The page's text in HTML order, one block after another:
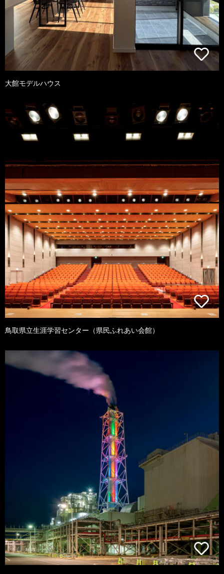
大館モデルハウス
鳥取県立生涯学習センター（県民ふれあい会館）